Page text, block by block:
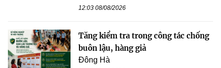
12:03 08/08/2026
Tăng kiểm tra trong công tác chống
buôn lậu, hàng giả
Đông Hà